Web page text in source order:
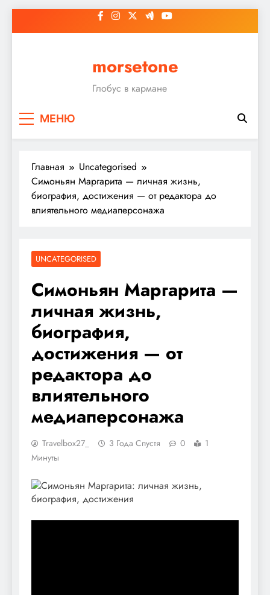
к
morsetone
Глобус в кармане
МЕНЮ
Главная
Uncategorised
Симоньян Маргарита — личная жизнь,
биография, достижения — от редактора до
влиятельного медиаперсонажа
UNCATEGORISED
Симоньян Маргарита —
личная жизнь,
биография,
достижения — от
редактора до
влиятельного
медиаперсонажа
Travelbox27_ 3 Года Спустя 0
1
Минуты